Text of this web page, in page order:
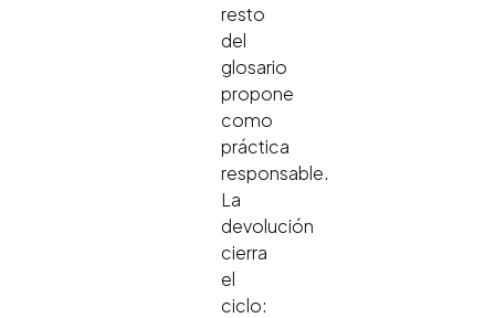
resto
del
glosario
propone
como
práctica
responsable.
La
devolución
cierra
el
ciclo: